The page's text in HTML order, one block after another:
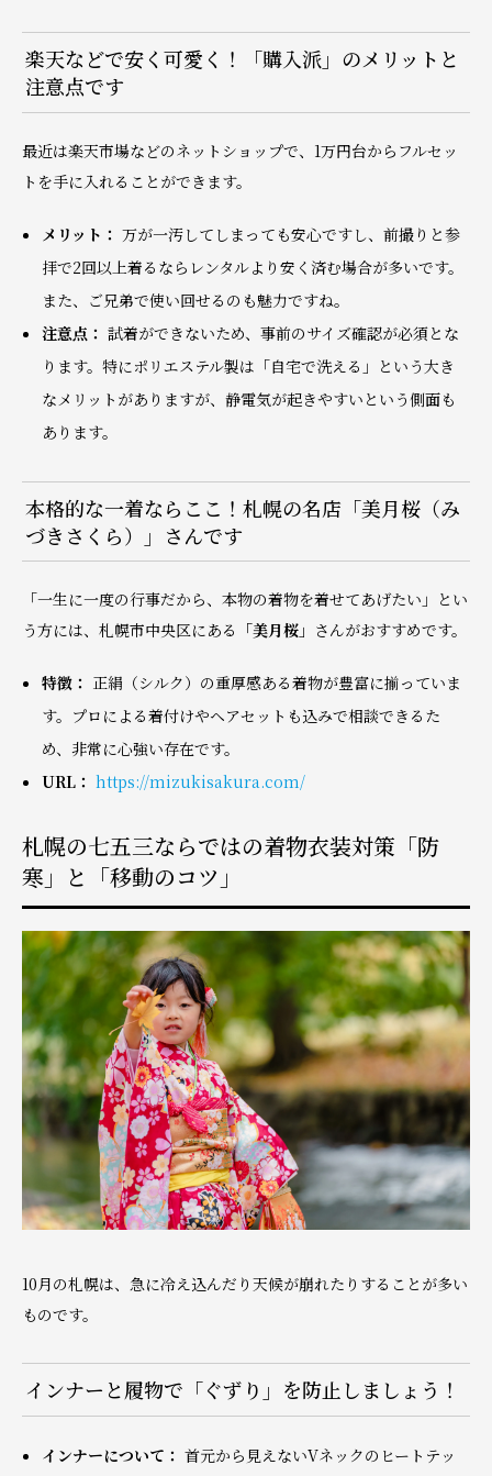
楽天などで安く可愛く！「購入派」のメリットと
注意点です
最近は楽天市場などのネットショップで、1万円台からフルセッ
トを手に入れることができます。
メリット： 万が一汚してしまっても安心ですし、前撮りと参
拝で2回以上着るならレンタルより安く済む場合が多いです。
また、ご兄弟で使い回せるのも魅力ですね。
注意点： 試着ができないため、事前のサイズ確認が必須とな
ります。特にポリエステル製は「自宅で洗える」という大き
なメリットがありますが、静電気が起きやすいという側面も
あります。
本格的な一着ならここ！札幌の名店「美月桜（み
づきさくら）」さんです
「一生に一度の行事だから、本物の着物を着せてあげたい」とい
う方には、札幌市中央区にある 「美月桜」 さんがおすすめです。
特徴： 正絹（シルク）の重厚感ある着物が豊富に揃っていま
す。プロによる着付けやヘアセットも込みで相談できるた
め、非常に心強い存在です。
URL： https://mizukisakura.com/
札幌の七五三ならではの着物衣装対策「防
寒」と「移動のコツ」
10月の札幌は、急に冷え込んだり天候が崩れたりすることが多い
ものです。
インナーと履物で「ぐずり」を防止しましょう！
インナーについて： 首元から見えないVネックのヒートテッ